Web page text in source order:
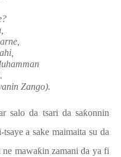
Zango).
salo da tsari da saƙonnin
a sake maimaita su da
ne mawaƙin zamani da ya fi